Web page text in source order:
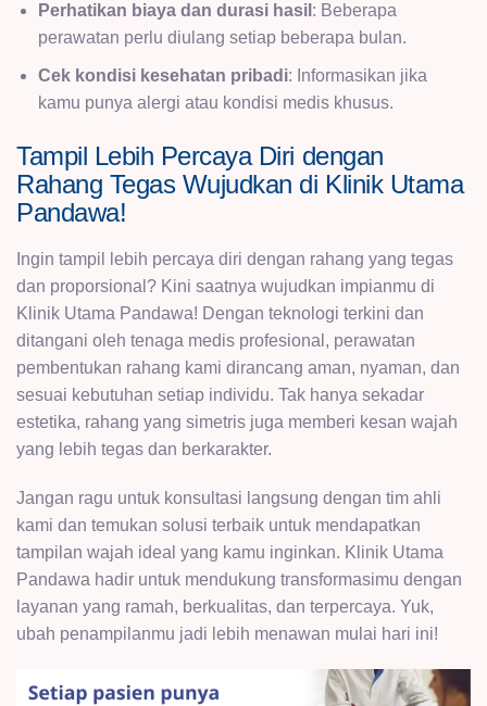
Perhatikan biaya dan durasi hasil : Beberapa
perawatan perlu diulang setiap beberapa bulan.
Cek kondisi kesehatan pribadi: Informasikan jika
kamu punya alergi atau kondisi medis khusus.
Tampil Lebih Percaya Diri dengan
Rahang Tegas Wujudkan di Klinik Utama
Pandawa!
Ingin tampil lebih percaya diri dengan rahang yang tegas
dan proporsional? Kini saatnya wujudkan impianmu di
Klinik Utama Pandawa! Dengan teknologi terkini dan
ditangani oleh tenaga medis profesional, perawatan
pembentukan rahang kami dirancang aman, nyaman, dan
sesuai kebutuhan setiap individu. Tak hanya sekadar
estetika, rahang yang simetris juga memberi kesan wajah
yang lebih tegas dan berkarakter.
Jangan ragu untuk konsultasi langsung dengan tim ahli
kami dan temukan solusi terbaik untuk mendapatkan
tampilan wajah ideal yang kamu inginkan. Klinik Utama
Pandawa hadir untuk mendukung transformasimu dengan
layanan yang ramah, berkualitas, dan terpercaya. Yuk,
ubah penampilanmu jadi lebih menawan mulai hari ini!